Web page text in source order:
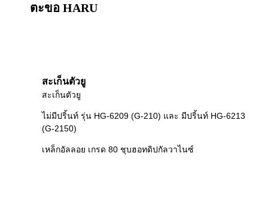
ตะขอ HARU
สะเก็นตัวยู
สะเก็นตัวยู
ไม่มีปริ้นท์ รุ่น HG-6209 (G-210) และ มีปริ้นท์ HG-6213
(G-2150)
เหล็กอัลลอย เกรด 80 ชุบฮอทดิปกัลวาไนซ์